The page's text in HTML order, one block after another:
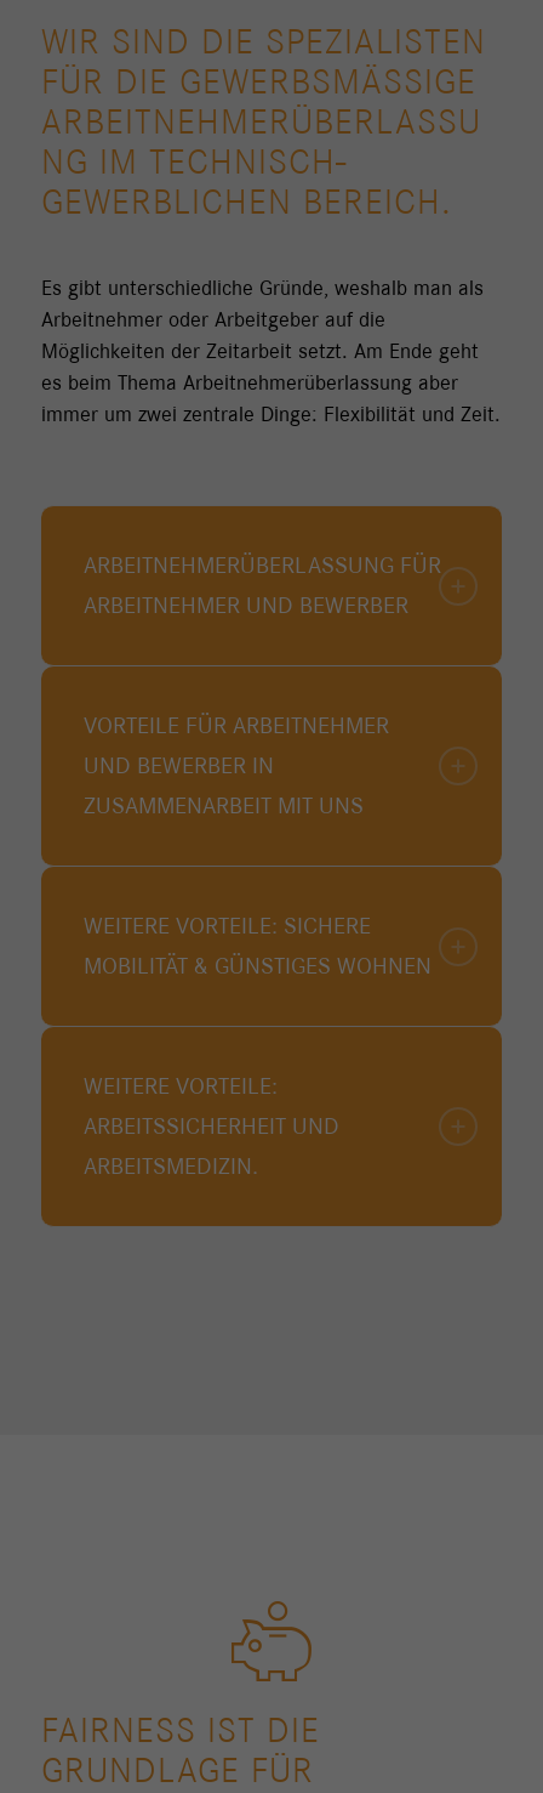
WIR SIND DIE SPEZIALISTEN
FÜR DIE GEWERBSMÄSSIGE
ARBEITNEHMERÜBERLASSU
NG IM TECHNISCH-
GEWERBLICHEN BEREICH.
Es gibt unterschiedliche Gründe, weshalb man als
Arbeitnehmer oder Arbeitgeber auf die
Möglichkeiten der Zeitarbeit setzt. Am Ende geht
es beim Thema Arbeitnehmerüberlassung aber
immer um zwei zentrale Dinge: Flexibilität und Zeit.
ARBEITNEHMER­ÜBERLASSUNG FÜR
ARBEITNEHMER UND BEWERBER
VORTEILE FÜR ARBEITNEHMER
UND BEWERBER IN
ZUSAMMENARBEIT MIT UNS
WEITERE VORTEILE: SICHERE
MOBILITÄT & GÜNSTIGES WOHNEN
WEITERE VORTEILE:
ARBEITSSICHERHEIT UND
ARBEITSMEDIZIN.
FAIRNESS IST DIE
GRUNDLAGE FÜR